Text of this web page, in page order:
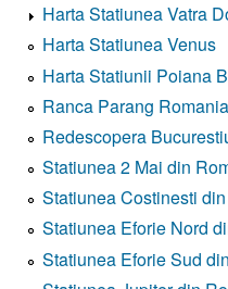
Harta Statiunea Vatra
Harta Statiunea Venus
Harta Statiunii Poiana
Ranca Parang Romania
Redescopera
Statiunea 2 Mai din
Statiunea Costinesti
Statiunea Eforie Nord
Statiunea Eforie Sud